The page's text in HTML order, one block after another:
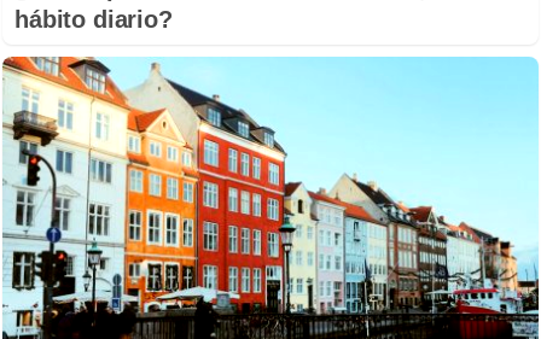
hábito diario?